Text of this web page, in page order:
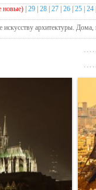
новые) 29 28 27 26 25 24
искусству архитектуры.